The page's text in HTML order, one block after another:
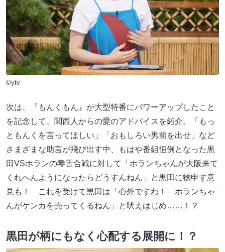
©ytv
次は、『もんくもん』が大型特番にパワーアップしたこと
を記念して、関西人からの愛のアドバイスを紹介。「もっ
ともんくを言ってほしい」「おもしろい男前を出せ」など
さまざまな助言が飛び出す中、もはや番組恒例となった黒
田VSホランの毒舌合戦に対して「ホランちゃんが大阪来て
くれへんようになったらどうすんねん」と黒田に物申す意
見も！ これを受けて黒田は「心外ですわ！ ホランちゃ
んがケンカを売ってくるねん」と吠えはじめ……！？
黒田が柄にもなく心配する展開に！？